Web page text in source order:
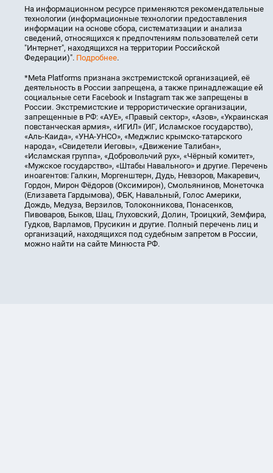
На информационном ресурсе применяются рекомендательные
технологии (информационные технологии предоставления
информации на основе сбора, систематизации и анализа
сведений, относящихся к предпочтениям пользователей сети
"Интернет", находящихся на территории Российской
Федерации)". Подробнее.
*Meta Platforms признана экстремистской организацией, её
деятельность в России запрещена, а также принадлежащие ей
социальные сети Facebook и Instagram так же запрещены в
России. Экстремистские и террористические организации,
запрещенные в РФ: «АУЕ», «Правый сектор», «Азов», «Украинская
повстанческая армия», «ИГИЛ» (ИГ, Исламское государство),
«Аль-Каида», «УНА-УНСО», «Меджлис крымско-татарского
народа», «Свидетели Иеговы», «Движение Талибан»,
«Исламская группа», «Добровольчий рух», «Чёрный комитет»,
«Мужское государство», «Штабы Навального» и другие. Перечень
иноагентов: Галкин, Моргенштерн, Дудь, Невзоров, Макаревич,
Гордон, Мирон Фёдоров (Оксимирон), Смольянинов, Монеточка
(Елизавета Гардымова), ФБК, Навальный, Голос Америки,
Дождь, Медуза, Верзилов, Толоконникова, Понасенков,
Пивоваров, Быков, Шац, Глуховский, Долин, Троицкий, Земфира,
Гудков, Варламов, Прусикин и другие. Полный перечень лиц и
организаций, находящихся под судебным запретом в России,
можно найти на сайте Минюста РФ.